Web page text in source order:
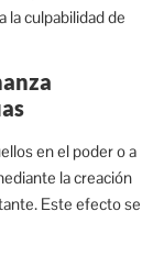
la culpabilidad de
en el poder o a
la creación
Este efecto se